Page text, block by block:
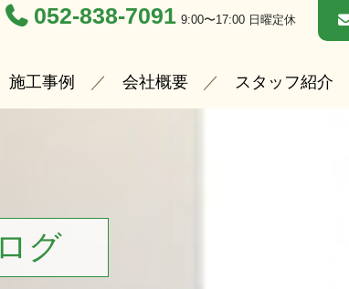
052-838-7091 9:00〜17:00 日曜定休
施工事例 会社概要 スタッフ紹介
グ